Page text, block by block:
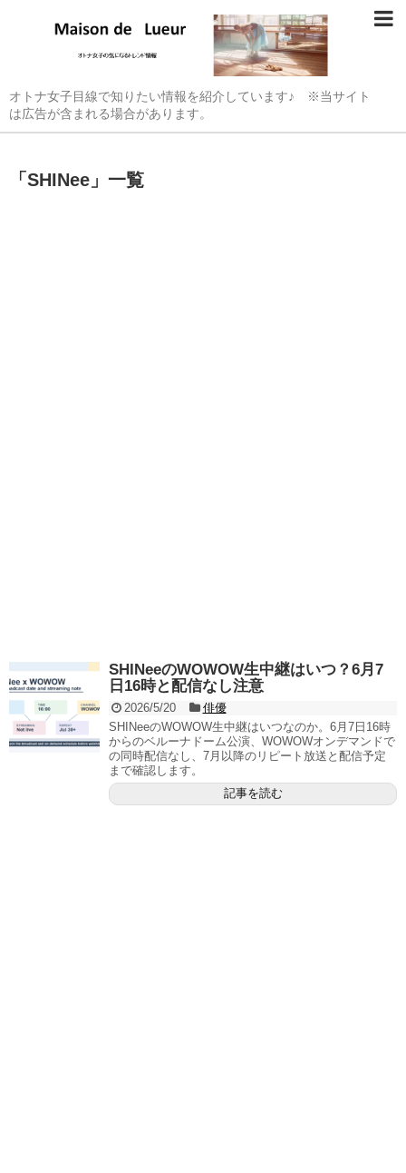
オトナ女子目線で知りたい情報を紹介しています♪ ※当サイト
は広告が含まれる場合があります。
「 SHINee 」 一覧
SHINeeのWOWOW生中継はいつ？6月7
日16時と配信なし注意
2026/5/20
俳優
SHINeeのWOWOW生中継はいつなのか。6月7日16時
からのベルーナドーム公演、WOWOWオンデマンドで
の同時配信なし、7月以降のリピート放送と配信予定
まで確認します。
記事を読む